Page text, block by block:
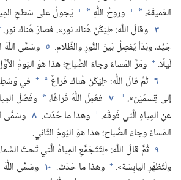
العَميقَة،‏*
+ وروحُ اللّٰهِ *
+ يَجولُ على سَطحِ
٣ وقالَ اللّٰه:‏ «لِيَكُنْ هُناك نور».‏ فصارَ هُناك نور.‏
جَيِّد،‏ وبَدَأ يَفصِلُ بَينَ النُّورِ والظَّلام.‏ ٥ وسَمَّى اللّٰهُ
لَيلًا.‏ + ومَرَّ المَساءُ وجاءَ الصَّباح؛‏ هذا هوَ اليَومُ
٦ ثُمَّ قالَ اللّٰه:‏ «لِيَكُنْ هُناك فَراغٌ *
+ في وَسَطِ
إلى قِسمَيْن».‏ + ٧ فعَمِلَ اللّٰهُ فَراغًا،‏* وفَصَلَ
عنِ المِياهِ الَّتي فَوقَه.‏ + وهذا ما حَدَث.‏ ٨ وسَمَّى
المَساءُ وجاءَ الصَّباح؛‏ هذا هوَ اليَومُ الثَّاني.‏
٩ ثُمَّ قالَ اللّٰه:‏ «لِتَتَجَمَّعِ المِياهُ الَّتي تَحتَ
ولْتَظهَرِ اليابِسَة».‏ + وهذا ما حَدَث.‏ ١٠ وسَمَّى اللّٰهُ